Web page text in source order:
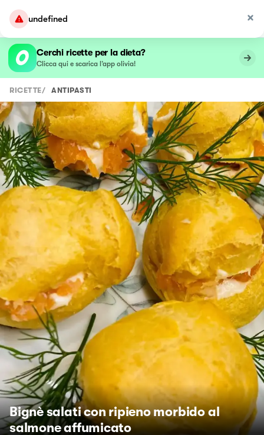
undefined
Cerchi ricette per la dieta?
Clicca qui e scarica l’app olivia!
RICETTE/ ANTIPASTI
Bignè salati con ripieno morbido al
salmone affumicato